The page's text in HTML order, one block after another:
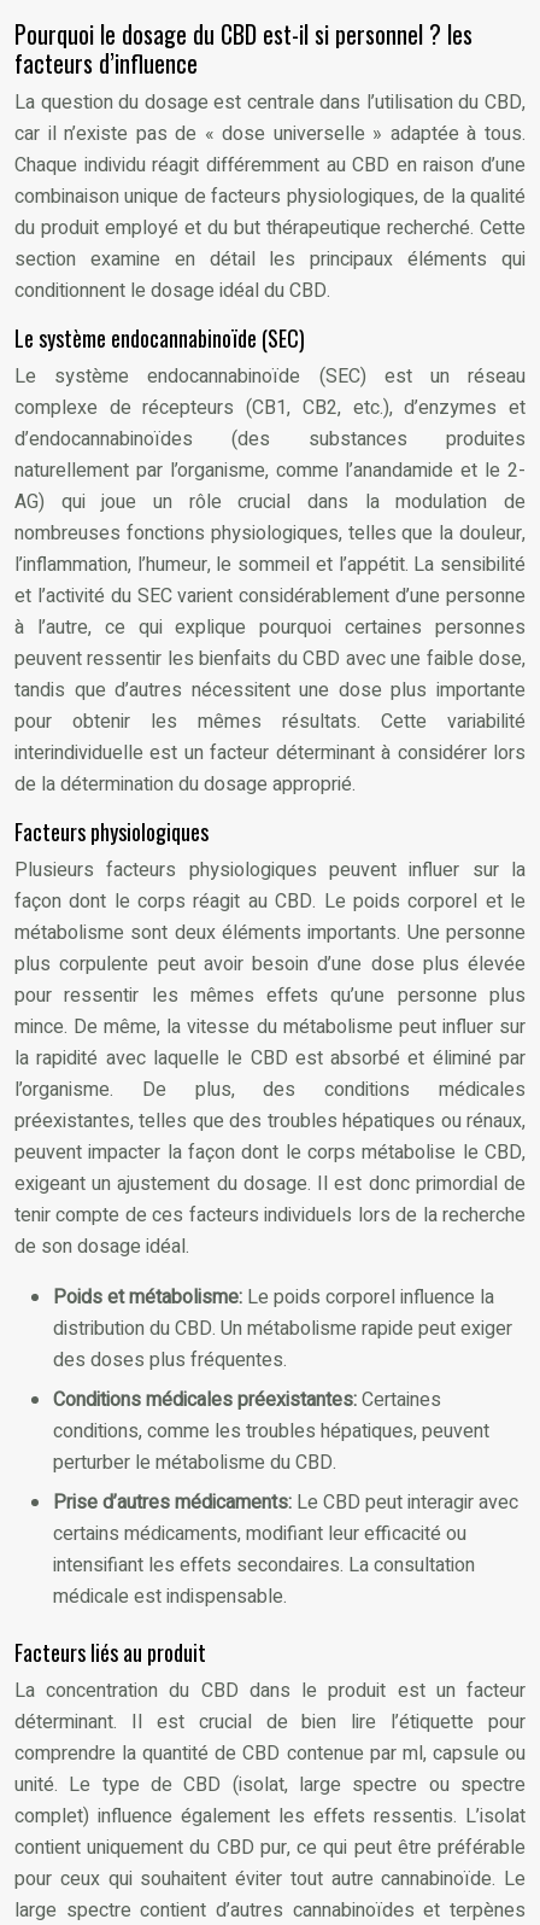
Pourquoi le dosage du CBD est-il si personnel ? les
facteurs d’influence
La question du dosage est centrale dans l’utilisation du CBD,
car il n’existe pas de « dose universelle » adaptée à tous.
Chaque individu réagit différemment au CBD en raison d’une
combinaison unique de facteurs physiologiques, de la qualité
du produit employé et du but thérapeutique recherché. Cette
section examine en détail les principaux éléments qui
conditionnent le dosage idéal du CBD.
Le système endocannabinoïde (SEC)
Le système endocannabinoïde (SEC) est un réseau
complexe de récepteurs (CB1, CB2, etc.), d’enzymes et
d’endocannabinoïdes (des substances produites
naturellement par l’organisme, comme l’anandamide et le 2-
AG) qui joue un rôle crucial dans la modulation de
nombreuses fonctions physiologiques, telles que la douleur,
l’inflammation, l’humeur, le sommeil et l’appétit. La sensibilité
et l’activité du SEC varient considérablement d’une personne
à l’autre, ce qui explique pourquoi certaines personnes
peuvent ressentir les bienfaits du CBD avec une faible dose,
tandis que d’autres nécessitent une dose plus importante
pour obtenir les mêmes résultats. Cette variabilité
interindividuelle est un facteur déterminant à considérer lors
de la détermination du dosage approprié.
Facteurs physiologiques
Plusieurs facteurs physiologiques peuvent influer sur la
façon dont le corps réagit au CBD. Le poids corporel et le
métabolisme sont deux éléments importants. Une personne
plus corpulente peut avoir besoin d’une dose plus élevée
pour ressentir les mêmes effets qu’une personne plus
mince. De même, la vitesse du métabolisme peut influer sur
la rapidité avec laquelle le CBD est absorbé et éliminé par
l’organisme. De plus, des conditions médicales
préexistantes, telles que des troubles hépatiques ou rénaux,
peuvent impacter la façon dont le corps métabolise le CBD,
exigeant un ajustement du dosage. Il est donc primordial de
tenir compte de ces facteurs individuels lors de la recherche
de son dosage idéal.
Poids et métabolisme: Le poids corporel influence la
distribution du CBD. Un métabolisme rapide peut exiger
des doses plus fréquentes.
Conditions médicales préexistantes:Certaines
conditions, comme les troubles hépatiques, peuvent
perturber le métabolisme du CBD.
Prise d’autres médicaments: Le CBD peut interagir avec
certains médicaments, modifiant leur efficacité ou
intensifiant les effets secondaires. La consultation
médicale est indispensable.
Facteurs liés au produit
La concentration du CBD dans le produit est un facteur
déterminant. Il est crucial de bien lire l’étiquette pour
comprendre la quantité de CBD contenue par ml, capsule ou
unité. Le type de CBD (isolat, large spectre ou spectre
complet) influence également les effets ressentis. L’isolat
contient uniquement du CBD pur, ce qui peut être préférable
pour ceux qui souhaitent éviter tout autre cannabinoïde. Le
large spectre contient d’autres cannabinoïdes et terpènes